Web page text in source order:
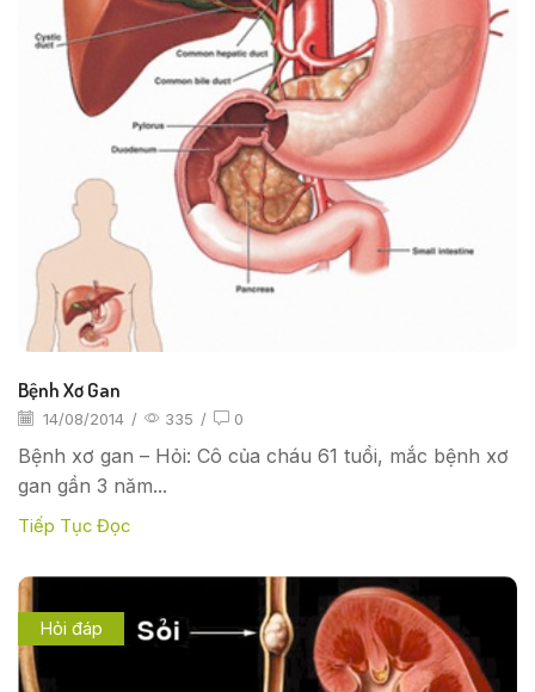
Bệnh Xơ Gan
14/08/2014 / 335 / 0
Bệnh xơ gan – Hỏi: Cô của cháu 61 tuổi, mắc bệnh xơ
gan gần 3 năm...
Tiếp Tục Đọc
Hỏi đáp